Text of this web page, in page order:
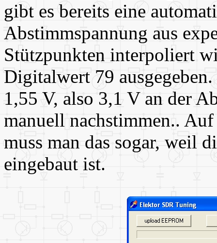
gibt es bereits eine
Abstimmspannung aus
Stützpunkten interpoliert
Digitalwert 79
1,55 V, also 3,1 V an der
manuell nachstimmen..
muss man das sogar, weil
eingebaut ist.